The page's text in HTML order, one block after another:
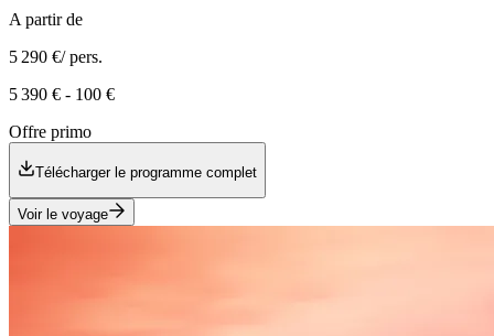
A partir de
5 290 €/ pers.
5 390 € - 100 €
Offre primo
Télécharger le programme complet
Voir le voyage